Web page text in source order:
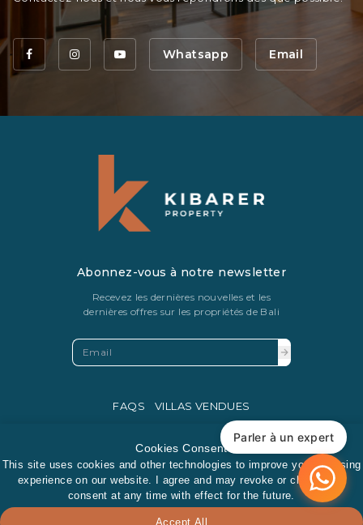
Whatsapp Email
Abonnez-vous à notre newsletter
Recevez les dernières nouvelles et les
dernières offres sur les propriétés de Bali
FAQS
VILLAS VENDUES
PRIVACY POLICY Parler à un expert
Cookies Consent
This site uses cookies and other technologies to improve your browsing
experience on our website. I agree and may revoke or change my
consent at any time with effect for the future.
Accept All